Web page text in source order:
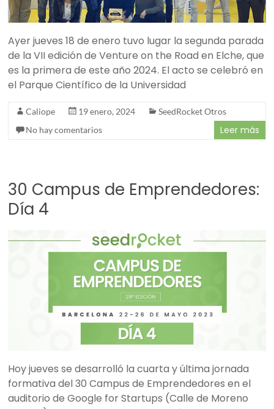
Ayer jueves 18 de enero tuvo lugar la segunda parada
de la VII edición de Venture on the Road en Elche, que
es la primera de este año 2024. El acto se celebró en
el Parque Científico de la Universidad
Caliope 19 enero, 2024
SeedRocket Otros
No hay comentarios
Leer más
30 Campus de Emprendedores:
Día 4
Hoy jueves se desarrolló la cuarta y última jornada
formativa del 30 Campus de Emprendedores en el
auditorio de Google for Startups (Calle de Moreno